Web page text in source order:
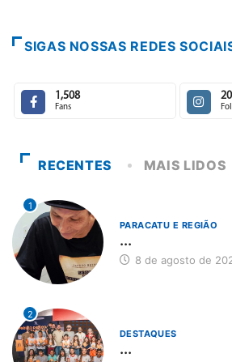
SIGAS NOSSAS REDES
1,508
Fans
RECENTES MAIS LIDOS
1
PARACATU E REGIÃO
...
8 de agosto de
2
DESTAQUES
...